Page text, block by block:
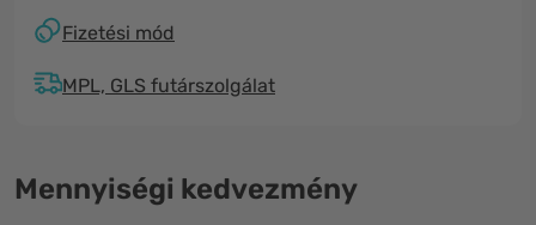
Fizetési mód
MPL, GLS futárszolgálat
Mennyiségi kedvezmény